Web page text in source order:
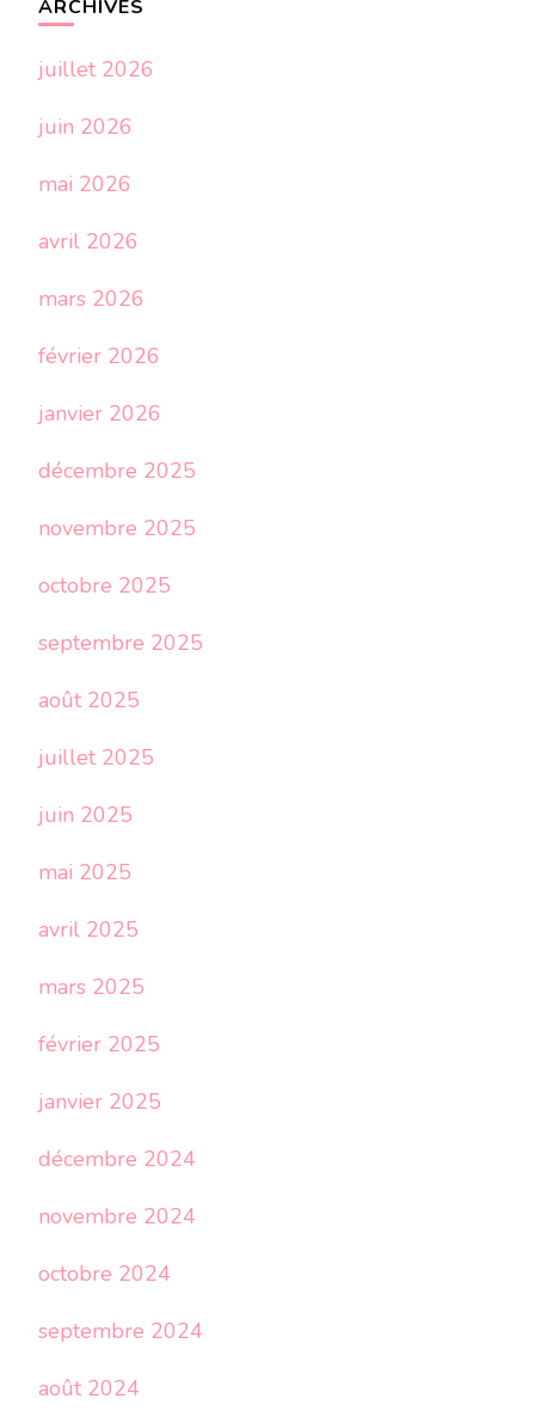
ARCHIVES
juillet 2026
juin 2026
mai 2026
avril 2026
mars 2026
février 2026
janvier 2026
décembre 2025
novembre 2025
octobre 2025
septembre 2025
août 2025
juillet 2025
juin 2025
mai 2025
avril 2025
mars 2025
février 2025
janvier 2025
décembre 2024
novembre 2024
octobre 2024
septembre 2024
août 2024